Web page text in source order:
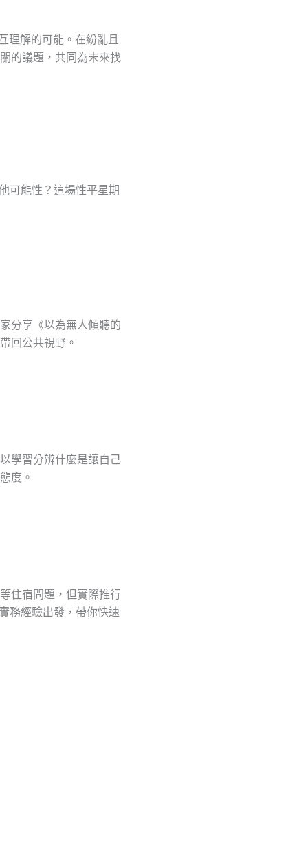
理解的可能。在紛亂且
的議題，共同為未來找
可能性？這場性平星期
分享《以為無人傾聽的
回公共視野。
學習分辨什麼是讓自己
度。
住宿問題，但實際推行
務經驗出發，帶你快速